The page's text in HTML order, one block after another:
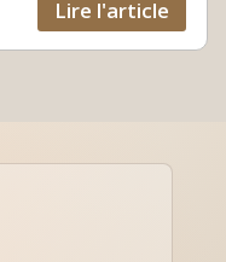
Lire l'article